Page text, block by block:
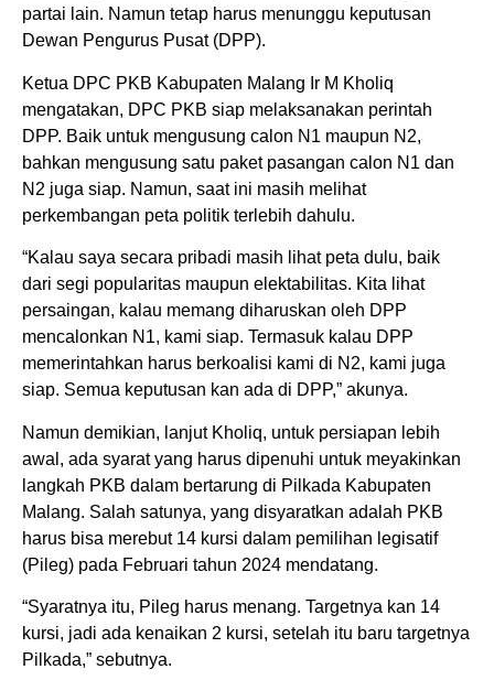
partai lain. Namun tetap harus menunggu keputusan
Dewan Pengurus Pusat (DPP).
Ketua DPC PKB Kabupaten Malang Ir M Kholiq
mengatakan, DPC PKB siap melaksanakan perintah
DPP. Baik untuk mengusung calon N1 maupun N2,
bahkan mengusung satu paket pasangan calon N1 dan
N2 juga siap. Namun, saat ini masih melihat
perkembangan peta politik terlebih dahulu.
“Kalau saya secara pribadi masih lihat peta dulu, baik
dari segi popularitas maupun elektabilitas. Kita lihat
persaingan, kalau memang diharuskan oleh DPP
mencalonkan N1, kami siap. Termasuk kalau DPP
memerintahkan harus berkoalisi kami di N2, kami juga
siap. Semua keputusan kan ada di DPP,” akunya.
Namun demikian, lanjut Kholiq, untuk persiapan lebih
awal, ada syarat yang harus dipenuhi untuk meyakinkan
langkah PKB dalam bertarung di Pilkada Kabupaten
Malang. Salah satunya, yang disyaratkan adalah PKB
harus bisa merebut 14 kursi dalam pemilihan legisatif
(Pileg) pada Februari tahun 2024 mendatang.
“Syaratnya itu, Pileg harus menang. Targetnya kan 14
kursi, jadi ada kenaikan 2 kursi, setelah itu baru targetnya
Pilkada,” sebutnya.